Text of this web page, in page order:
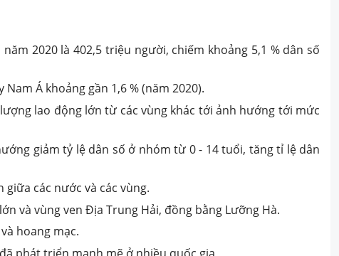
2020 là 402,5 triệu người, chiếm khoảng 5,1 % dân số
Á khoảng gần 1,6 % (năm 2020).
lao động lớn từ các vùng khác tới ảnh hướng tới mức
giảm tỷ lệ dân số ở nhóm từ 0 - 14 tuổi, tăng tỉ lệ dân
các nước và các vùng.
và vùng ven Địa Trung Hải, đồng bằng Lưỡng Hà.
hoang mạc.